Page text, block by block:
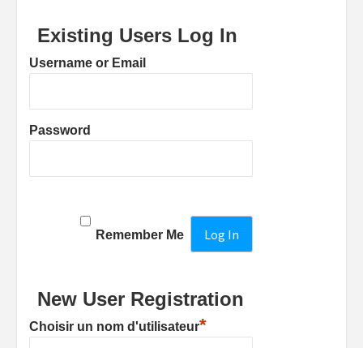
Existing Users Log In
Username or Email
Password
Remember Me
New User Registration
Choisir un nom d'utilisateur*